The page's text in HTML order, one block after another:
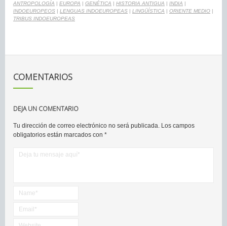
ANTROPOLOGÍA | EUROPA | GENÉTICA | HISTORIA ANTIGUA | INDIA |
INDOEUROPEOS | LENGUAS INDOEUROPEAS | LINGÜÍSTICA | ORIENTE MEDIO |
TRIBUS INDOEUROPEAS
COMENTARIOS
DEJA UN COMENTARIO
Tu dirección de correo electrónico no será publicada. Los campos
obligatorios están marcados con *